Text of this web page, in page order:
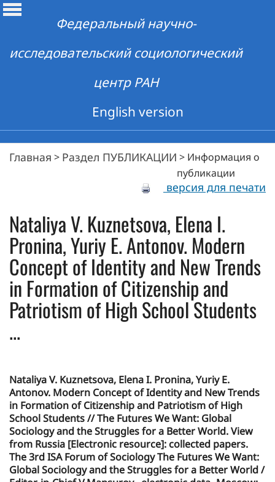
Федеральный научно-
исследовательский социологический
центр РАН
English version
Главная > Раздел ПУБЛИКАЦИИ > Информация о
публикации
версия для печати
Nataliya V. Kuznetsova, Elena I.
Pronina, Yuriy E. Antonov. Modern
Concept of Identity and New Trends
in Formation of Citizenship and
Patriotism of High School Students
...
Nataliya V. Kuznetsova, Elena I. Pronina, Yuriy E.
Antonov. Modern Concept of Identity and New Trends
in Formation of Citizenship and Patriotism of High
School Students // The Futures We Want: Global
Sociology and the Struggles for a Better World. View
from Russia [Electronic resource]: collected papers.
The 3rd ISA Forum of Sociology The Futures We Want:
Global Sociology and the Struggles for a Better World /